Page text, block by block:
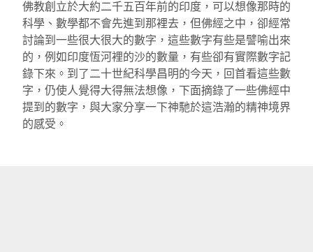
佛教創立於大約二千五百年前的印度，可以想像那時的
科學、數學都不會先進到那裡去，但佛經之中，卻經常
討論到一些很大很大的數字，這些數字有些是譬喻出來
的，例如印度恆河裡的沙的數量，有些卻有實際數字記
錄下來。到了二十世紀科學昌明的今天，回首看這些數
字，仍使人覺得大得無法想像，下面摘錄了一些佛經中
提到的數字，與大家分享一下神馳於這浩瀚的精神境界
的感受。